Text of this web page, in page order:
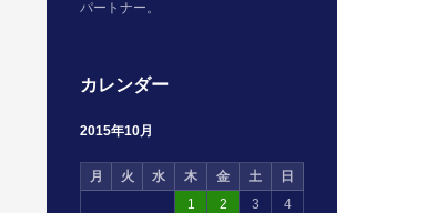
パートナー。
カレンダー
2015年10月
月 火 水 木 金 土 日
1 2 3
4